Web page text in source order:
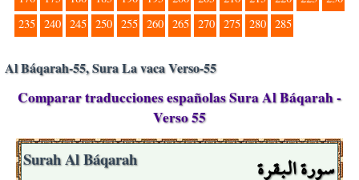
235 240 245 250 255 260 265 270 275 280 285
Al Báqarah-55, Sura La vaca Verso-55
Comparar traducciones españolas Sura Al Báqarah -
Verso 55
سورة البقرة Surah Al Báqarah